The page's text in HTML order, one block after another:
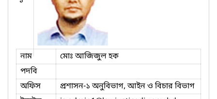
নাম
মোঃ আজিজুল হক
পদবি
অফিস
প্রশাসন-১ অনুবিভাগ, আইন ও বিচার বিভাগ